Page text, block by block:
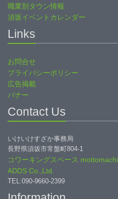
職業別タウン情報
須坂イベントカレンダー
Links
お問合せ
プライバシーポリシー
広告掲載
バナー
Contact Us
いけいけすざか事務局
長野県須坂市常盤町804-1
コワーキングスペース mottomachi
ADDS Co.,Ltd.
TEL:090-9660-2399